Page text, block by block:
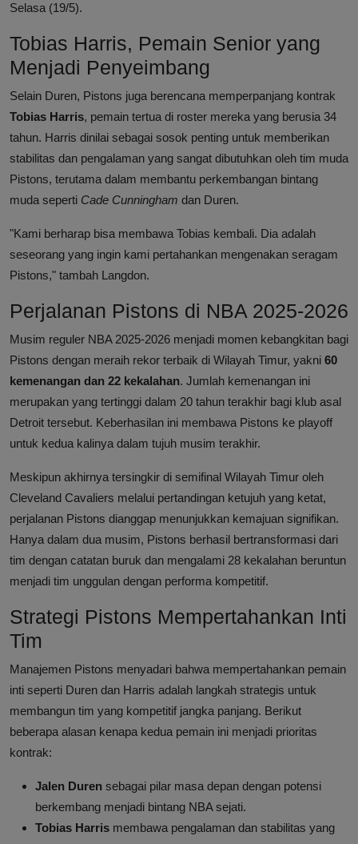
Selasa (19/5).
Tobias Harris, Pemain Senior yang
Menjadi Penyeimbang
Selain Duren, Pistons juga berencana memperpanjang kontrak
Tobias Harris, pemain tertua di roster mereka yang berusia 34
tahun. Harris dinilai sebagai sosok penting untuk memberikan
stabilitas dan pengalaman yang sangat dibutuhkan oleh tim muda
Pistons, terutama dalam membantu perkembangan bintang
muda seperti Cade Cunningham dan Duren.
"Kami berharap bisa membawa Tobias kembali. Dia adalah
seseorang yang ingin kami pertahankan mengenakan seragam
Pistons," tambah Langdon.
Perjalanan Pistons di NBA 2025-2026
Musim reguler NBA 2025-2026 menjadi momen kebangkitan bagi
Pistons dengan meraih rekor terbaik di Wilayah Timur, yakni 60
kemenangan dan 22 kekalahan. Jumlah kemenangan ini
merupakan yang tertinggi dalam 20 tahun terakhir bagi klub asal
Detroit tersebut. Keberhasilan ini membawa Pistons ke playoff
untuk kedua kalinya dalam tujuh musim terakhir.
Meskipun akhirnya tersingkir di semifinal Wilayah Timur oleh
Cleveland Cavaliers melalui pertandingan ketujuh yang ketat,
perjalanan Pistons dianggap menunjukkan kemajuan signifikan.
Hanya dalam dua musim, Pistons berhasil bertransformasi dari
tim dengan catatan buruk dan mengalami 28 kekalahan beruntun
menjadi tim unggulan dengan performa kompetitif.
Strategi Pistons Mempertahankan Inti
Tim
Manajemen Pistons menyadari bahwa mempertahankan pemain
inti seperti Duren dan Harris adalah langkah strategis untuk
membangun tim yang kompetitif jangka panjang. Berikut
beberapa alasan kenapa kedua pemain ini menjadi prioritas
kontrak:
Jalen Duren sebagai pilar masa depan dengan potensi
berkembang menjadi bintang NBA sejati.
Tobias Harris membawa pengalaman dan stabilitas yang